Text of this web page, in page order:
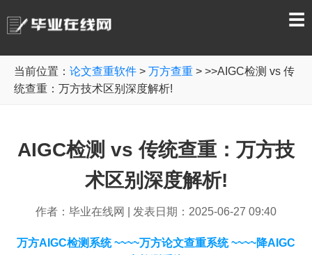
☰
当前位置： 论文查重软件 > 万方查重 > >>AIGC检测 vs 传
统查重：万方技术区别深度解析!
AIGC检测 vs 传统查重：万方技
术区别深度解析!
作者：毕业在线网 发表日期：2025-06-27 09:40
万方AIGC检测系统~~~~万方论文查重系统~~~~降AIGC